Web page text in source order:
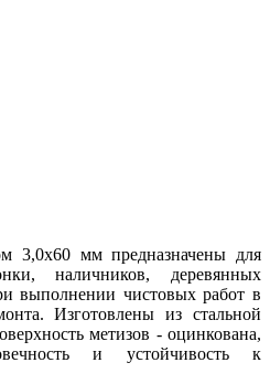
3,0х60 мм предназначены для
наличников, деревянных
выполнении чистовых работ в
Изготовлены из стальной
метизов - оцинкована,
и устойчивость к